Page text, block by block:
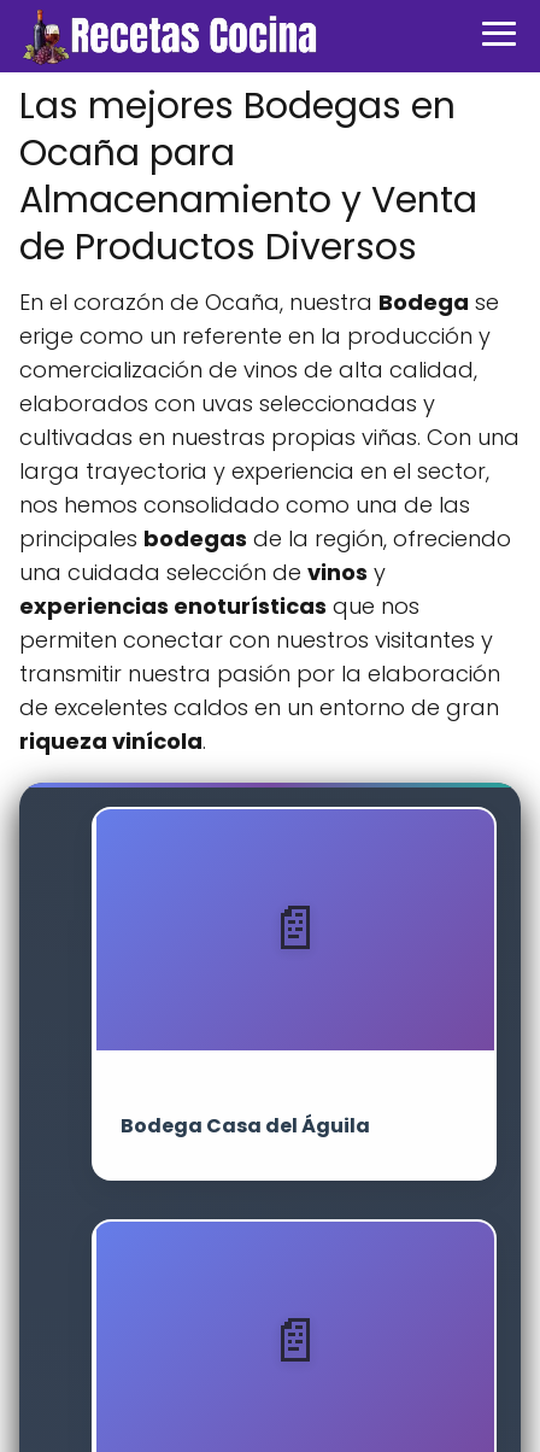
Las mejores Bodegas en
Ocaña para
Almacenamiento y Venta
de Productos Diversos
En el corazón de Ocaña, nuestra Bodega se
erige como un referente en la producción y
comercialización de vinos de alta calidad,
elaborados con uvas seleccionadas y
cultivadas en nuestras propias viñas. Con una
larga trayectoria y experiencia en el sector,
nos hemos consolidado como una de las
principales bodegas de la región, ofreciendo
una cuidada selección de vinos y
experiencias enoturísticas que nos
permiten conectar con nuestros visitantes y
transmitir nuestra pasión por la elaboración
de excelentes caldos en un entorno de gran
riqueza vinícola.
Bodega Casa del Águila